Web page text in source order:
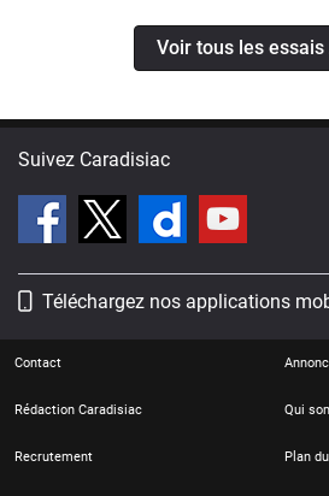
Voir tous les essais
Suivez Caradisiac
Téléchargez nos applications
Contact
Rédaction Caradisiac Qui
Recrutement Plan